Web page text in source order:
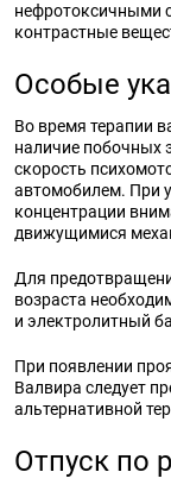
нефротоксичными
контрастные
Особые
Во время терапии
наличие побочных
скорость
автомобилем. При
концентрации
движущимися
Для
возраста
и электролитный
При появлении
Валвира следует
альтернативной
Отпуск по